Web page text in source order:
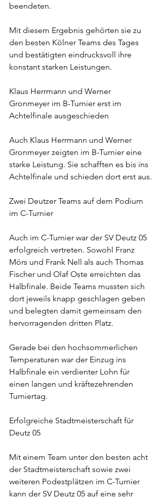
beendeten.
Mit diesem Ergebnis gehörten sie zu
den besten Kölner Teams des Tages
und bestätigten eindrucksvoll ihre
konstant starken Leistungen.
Klaus Herrmann und Werner
Gronmeyer im B-Turnier erst im
Achtelfinale ausgeschieden
Auch Klaus Herrmann und Werner
Gronmeyer zeigten im B-Turnier eine
starke Leistung. Sie schafften es bis ins
Achtelfinale und schieden dort erst aus.
Zwei Deutzer Teams auf dem Podium
im C-Turnier
Auch im C-Turnier war der SV Deutz 05
erfolgreich vertreten. Sowohl Franz
Mörs und Frank Nell als auch Thomas
Fischer und Olaf Oste erreichten das
Halbfinale. Beide Teams mussten sich
dort jeweils knapp geschlagen geben
und belegten damit gemeinsam den
hervorragenden dritten Platz.
Gerade bei den hochsommerlichen
Temperaturen war der Einzug ins
Halbfinale ein verdienter Lohn für
einen langen und kräftezehrenden
Turniertag.
Erfolgreiche Stadtmeisterschaft für
Deutz 05
Mit einem Team unter den besten acht
der Stadtmeisterschaft sowie zwei
weiteren Podestplätzen im C-Turnier
kann der SV Deutz 05 auf eine sehr